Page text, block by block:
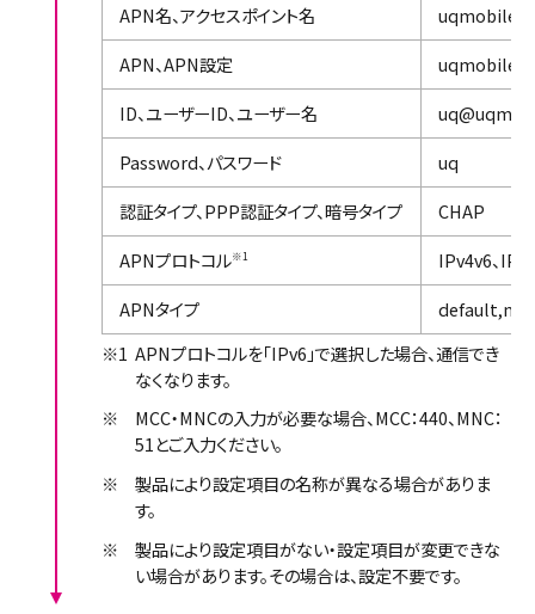
APN名、アクセスポイント名
uqmobile.jp
APN、APN設定
uqmobile.jp
ID、ユーザーID、ユーザー名
Password、パスワード
uq
認証タイプ、PPP認証タイプ、暗号タイプ
CHAP
APNプロトコル※1
IPv4v6、
APNタイプ
※1 APNプロトコルを「IPv6」で選択した場合、通信でき
なくなります。
※
MCC・MNCの入力が必要な場合、MCC：440、MNC：
51とご入力ください。
※
製品により設定項目の名称が異なる場合がありま
す。
※
製品により設定項目がない・設定項目が変更できな
い場合があります。その場合は、設定不要です。